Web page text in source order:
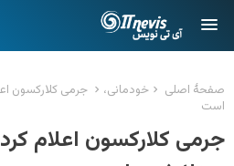
صفحهٔ اصلی خودمانی،
جرمی کلارکسون
است
جرمی کلارکسون اعلام